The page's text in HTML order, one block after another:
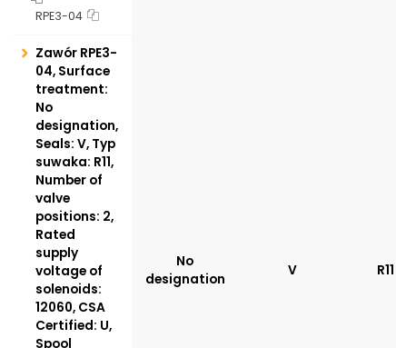
RPE3-04
Zawór RPE3-
04, Surface
treatment:
No
designation,
Seals: V, Typ
suwaka: R11,
Number of
valve
positions: 2,
Rated
supply
voltage of
solenoids:
12060, CSA
Certified: U,
Spool
No
designation
V R11